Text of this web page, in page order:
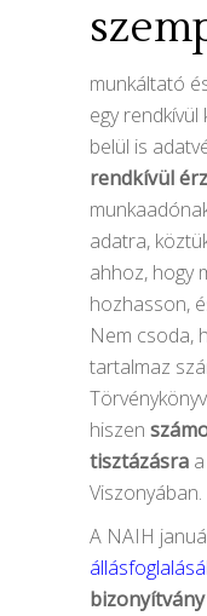
munkáltató
egy
belül is
rendkívül
adatra,
ahhoz, hogy
hozhasson,
Nem csoda,
tartalmaz
hiszen
tisztázásra
Viszonyában.
A NAIH